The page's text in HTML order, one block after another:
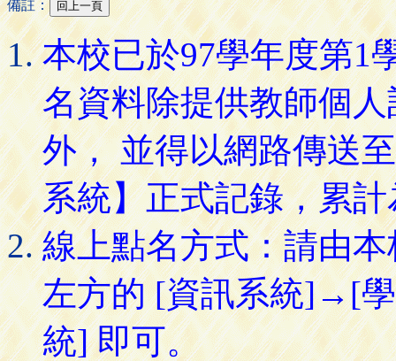
備註：
本校已於97學年度第1
名資料除提供教師個
外， 並得以網路傳送
系統】正式記錄，累
線上點名方式：請由
左方的 [資訊系統]→[
統] 即可。